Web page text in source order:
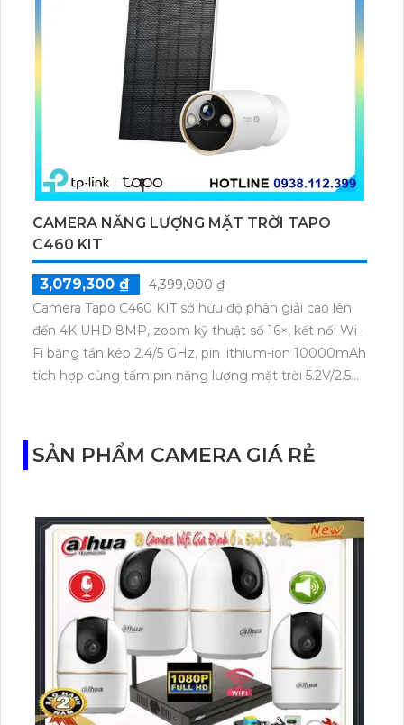
CAMERA NĂNG LƯỢNG MẶT TRỜI TAPO
C460 KIT
3,079,300 ₫
4,399,000 ₫
Camera Tapo C460 KIT sở hữu độ phân giải cao lên
đến 4K UHD 8MP, zoom kỹ thuật số 16×, kết nối Wi-
Fi băng tần kép 2.4/5 GHz, pin lithium-ion 10000mAh
tích hợp cùng tấm pin năng lượng mặt trời 5.2V/2.5W.
SẢN PHẨM CAMERA GIÁ RẺ